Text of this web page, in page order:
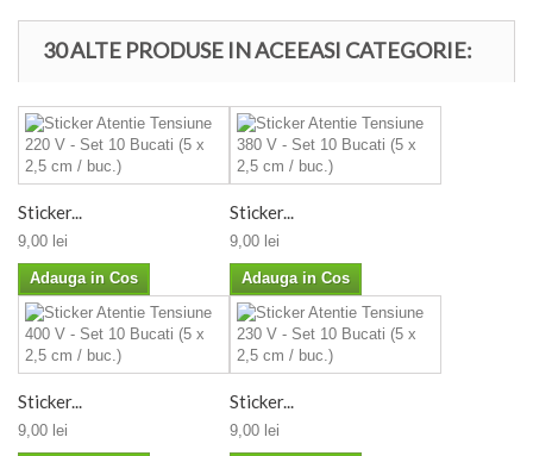
30 ALTE PRODUSE IN ACEEASI CATEGORIE:
Sticker...
9,00 lei
Adauga in Cos
Sticker...
9,00 lei
Adauga in Cos
Sticker...
9,00 lei
Sticker...
9,00 lei